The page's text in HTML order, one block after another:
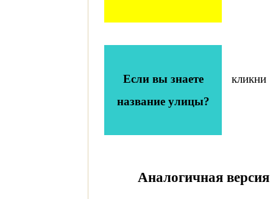
Если вы знаете
название улицы?
кликни
Аналогичная